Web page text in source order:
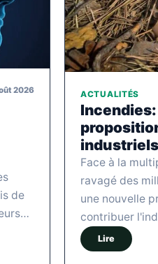
2026
de
ACTUALITÉS
Face à la
ravagé des
une nouvelle
contribuer
Lire